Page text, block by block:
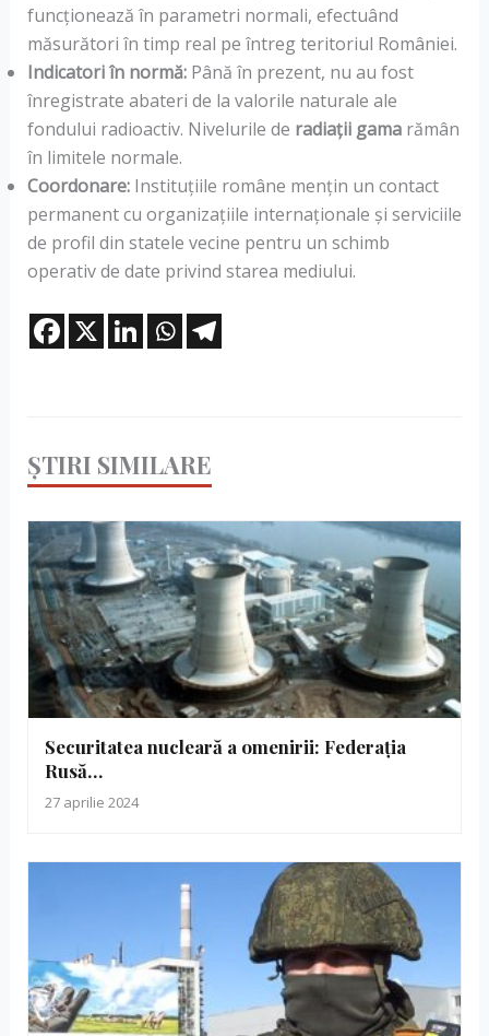
funcționează în parametri normali, efectuând
măsurători în timp real pe întreg teritoriul României.
Indicatori în normă:Până în prezent, nu au fost
înregistrate abateri de la valorile naturale ale
fondului radioactiv. Nivelurile de radiații gamarămân
în limitele normale.
Coordonare:Instituțiile române mențin un contact
permanent cu organizațiile internaționale și serviciile
de profil din statele vecine pentru un schimb
operativ de date privind starea mediului.
ȘTIRI SIMILARE
Securitatea nucleară a omenirii: Federația
Rusă…
27 aprilie 2024